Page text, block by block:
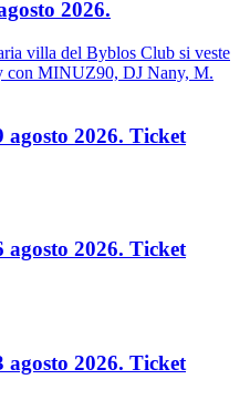
2026.
villa del Byblos Club si veste
con MINUZ90, DJ Nany, M.
agosto 2026. Ticket
agosto 2026. Ticket
agosto 2026. Ticket